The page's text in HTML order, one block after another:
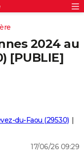
2024 au
[PUBLIE]
du-Faou (29530)
17/06/26 09:29